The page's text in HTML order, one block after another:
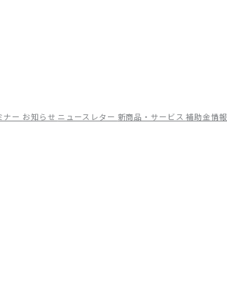
ナー お知らせ ニュースレター 新商品・サービス補助金情報